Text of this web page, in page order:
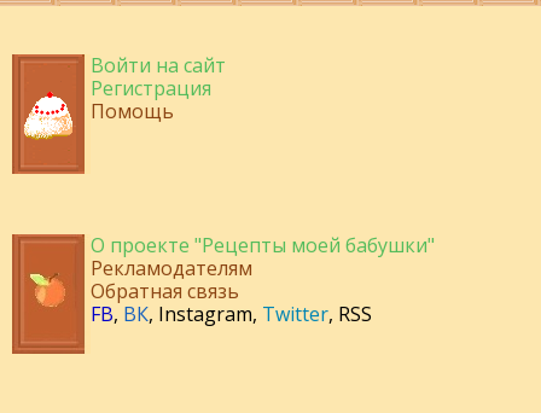
Войти на сайт
Регистрация
Помощь
О проекте "Рецепты моей бабушки"
Рекламодателям
Обратная связь
FB, ВК, Instagram, Twitter, RSS